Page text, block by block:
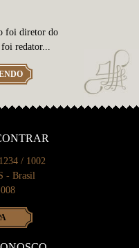
foi diretor do
redator...
/ 1002
- Brasil